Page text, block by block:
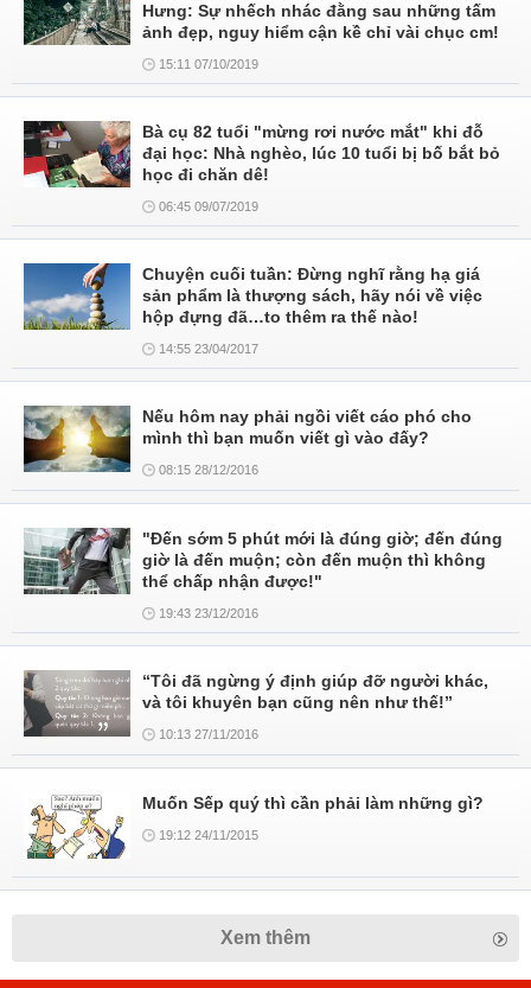
Hưng: Sự nhếch nhác đằng sau những tấm
ảnh đẹp, nguy hiểm cận kề chỉ vài chục cm!
15:11 07/10/2019
Bà cụ 82 tuổi "mừng rơi nước mắt" khi đỗ
đại học: Nhà nghèo, lúc 10 tuổi bị bố bắt bỏ
học đi chăn dê!
06:45 09/07/2019
Chuyện cuối tuần: Đừng nghĩ rằng hạ giá
sản phẩm là thượng sách, hãy nói về việc
hộp đựng đã…to thêm ra thế nào!
14:55 23/04/2017
Nếu hôm nay phải ngồi viết cáo phó cho
mình thì bạn muốn viết gì vào đấy?
08:15 28/12/2016
"Đến sớm 5 phút mới là đúng giờ; đến đúng
giờ là đến muộn; còn đến muộn thì không
thể chấp nhận được!"
19:43 23/12/2016
“Tôi đã ngừng ý định giúp đỡ người khác,
và tôi khuyên bạn cũng nên như thế!”
10:13 27/11/2016
Muốn Sếp quý thì cần phải làm những gì?
19:12 24/11/2015
Xem thêm